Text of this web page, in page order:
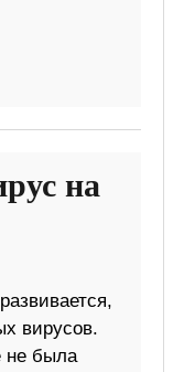
на
вирусов.
не была